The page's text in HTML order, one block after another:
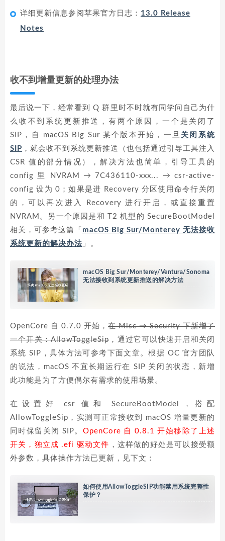
详细更新信息参阅苹果官方日志： 13.0 Release
Notes
收不到增量更新的处理办法
最后说一下，经常看到 Q 群里时不时就有同学问自己为什
么收不到系统更新推送，有两个原因，一个是关闭了
SIP，自 macOS Big Sur 某个版本开始，一旦 关闭系统
SIP ，就会收不到系统更新推送（也包括通过引导工具注入
CSR 值的部分情况），解决方法也简单，引导工具的
config 里 NVRAM → 7C436110-xxx... → csr-active-
config 设为 0；如果是进 Recovery 分区使用命令行关闭
的，可以再次进入 Recovery 进行开启，或直接重置
NVRAM。另一个原因是和 T2 机型的 SecureBootModel
相关，可参考这篇「 macOS Big Sur/Monterey 无法接收
系统更新的解决办法 」。
macOS Big Sur/Monterey/Ventura/Sonoma
无法接收到系统更新推送的解决方法
OpenCore 自 0.7.0 开始， 在 Misc → Security 下新增了
一个开关：AllowToggleSip ，通过它可以快速开启和关闭
系统 SIP，具体方法可参考下面文章。根据 OC 官方团队
的说法，macOS 不宜长期运行在 SIP 关闭的状态，新增
此功能是为了方便偶尔有需求的使用场景。
在设置好 csr 值和 SecureBootModel，搭配
AllowToggleSip，实测可正常接收到 macOS 增量更新的
同时保留关闭 SIP。 OpenCore 自 0.8.1 开始移除了上述
开关，独立成 .efi 驱动文件 ，这样做的好处是可以接受额
外参数，具体操作方法已更新，见下文：
如何使用AllowToggleSIP功能禁用系统完整性
保护？